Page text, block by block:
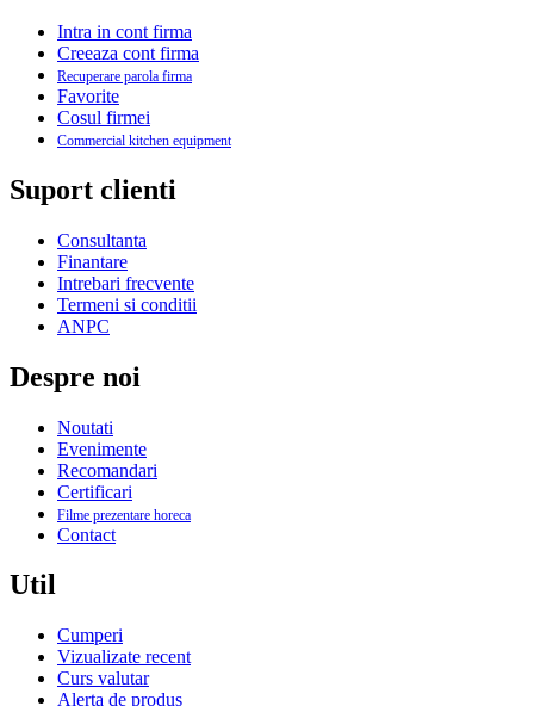
Intra in cont firma
Creeaza cont firma
Recuperare parola firma
Favorite
Cosul firmei
Commercial kitchen equipment
Suport clienti
Consultanta
Finantare
Intrebari frecvente
Termeni si conditii
ANPC
Despre noi
Noutati
Evenimente
Recomandari
Certificari
Filme prezentare horeca
Contact
Util
Cumperi
Vizualizate recent
Curs valutar
Alerta de produs